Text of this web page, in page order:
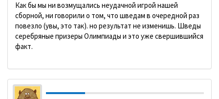
Как бы мы ни возмущались неудачной игрой нашей
сборной, ни говорили о том, что шведам в очередной раз
повезло (увы, это так). но результат не изменишь. Шведы
серебряные призеры Олимпиады и это уже свершившийся
факт.